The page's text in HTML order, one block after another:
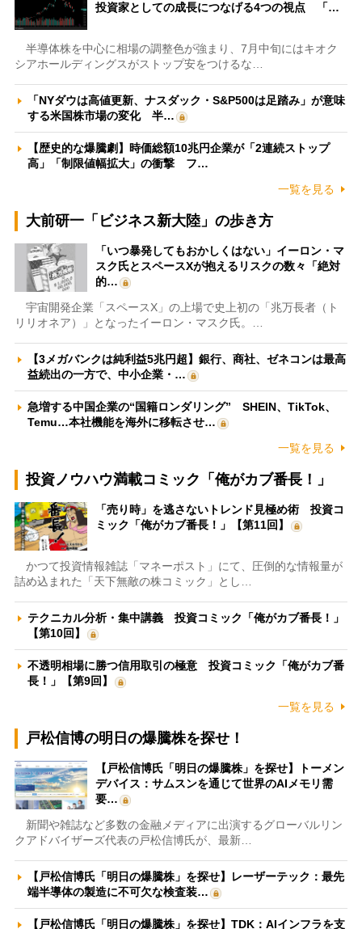
投資家としての成長につなげる4つの視点 「…
半導体株を中心に相場の調整色が強まり、7月中旬にはキオク
シアホールディングスがストップ安をつけるな…
「NYダウは高値更新、ナスダック・S&P500は足踏み」が意味
する米国株市場の変化 半…
【歴史的な爆騰劇】時価総額10兆円企業が「2連続ストップ
高」「制限値幅拡大」の衝撃 フ…
一覧を見る
大前研一「ビジネス新大陸」の歩き方
「いつ暴発してもおかしくはない」イーロン・マ
スク氏とスペースXが抱えるリスクの数々「絶対
的…
宇宙開発企業「スペースX」の上場で史上初の「兆万長者（ト
リリオネア）」となったイーロン・マスク氏。…
【3メガバンクは純利益5兆円超】銀行、商社、ゼネコンは最高
益続出の一方で、中小企業・…
急増する中国企業の“国籍ロンダリング” SHEIN、TikTok、
Temu…本社機能を海外に移転させ…
一覧を見る
投資ノウハウ満載コミック「俺がカブ番長！」
「売り時」を逃さないトレンド見極め術 投資コ
ミック「俺がカブ番長！」【第11回】
かつて投資情報雑誌「マネーポスト」にて、圧倒的な情報量が
詰め込まれた「天下無敵の株コミック」とし…
テクニカル分析・集中講義 投資コミック「俺がカブ番長！」
【第10回】
不透明相場に勝つ信用取引の極意 投資コミック「俺がカブ番
長！」【第9回】
一覧を見る
戸松信博の明日の爆騰株を探せ！
【戸松信博氏「明日の爆騰株」を探せ】トーメン
デバイス：サムスンを通じて世界のAIメモリ需
要…
新聞や雑誌など多数の金融メディアに出演するグローバルリン
クアドバイザーズ代表の戸松信博氏が、最新…
【戸松信博氏「明日の爆騰株」を探せ】レーザーテック：最先
端半導体の製造に不可欠な検査装…
【戸松信博氏「明日の爆騰株」を探せ】TDK：AIインフラを支